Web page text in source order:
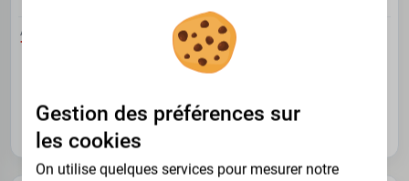
À PARTIR DE
74.95 €
Gestion des préférences sur
les cookies
On utilise quelques services pour mesurer notre